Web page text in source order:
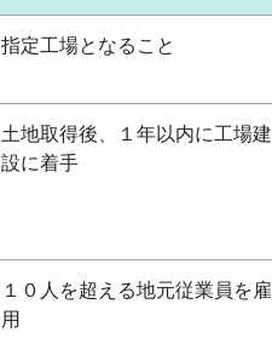
指定工場となること
土地取得後、１年以内に工場建
設に着手
１０人を超える地元従業員を雇
用